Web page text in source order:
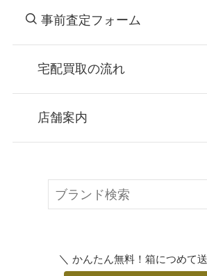
事前査定フォーム
宅配買取の流れ
お申込み
または梱包材不要の「集荷申
店舗案内
＼ かんたん無料！箱につめて